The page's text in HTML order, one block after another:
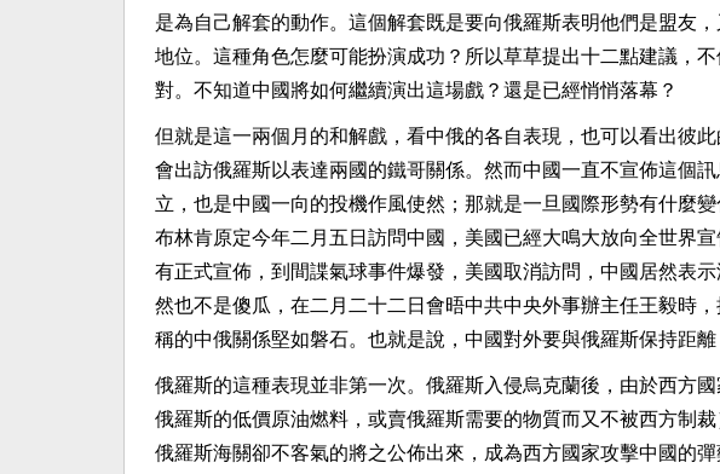
是為自己解套的動作。這個解套既是要向俄羅斯表明他們是盟友
地位。這種角色怎麼可能扮演成功？所以草草提出十二點建議，
對。不知道中國將如何繼續演出這場戲？還是已經悄悄落幕？
但就是這一兩個月的和解戲，看中俄的各自表現，也可以看出彼
會出訪俄羅斯以表達兩國的鐵哥關係。然而中國一直不宣佈這個
立，也是中國一向的投機作風使然；那就是一旦國際形勢有什麼
布林肯原定今年二月五日訪問中國，美國已經大鳴大放向全世界
有正式宣佈，到間諜氣球事件爆發，美國取消訪問，中國居然表
然也不是傻瓜，在二月二十二日會晤中共中央外事辦主任王毅時
稱的中俄關係堅如磐石。也就是說，中國對外要與俄羅斯保持距離
俄羅斯的這種表現並非第一次。俄羅斯入侵烏克蘭後，由於西方
俄羅斯的低價原油燃料，或賣俄羅斯需要的物質而又不被西方制
俄羅斯海關卻不客氣的將之公佈出來，成為西方國家攻擊中國的